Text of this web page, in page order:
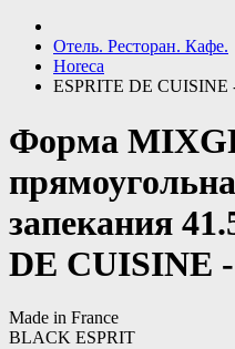
Отель. Ресторан. Кафе.
Horeca
ESPRITE DE CUISINE
Форма
запекания
DE CUISINE -
Made in France
BLACK ESPRIT